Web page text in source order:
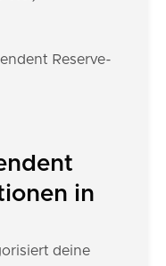
Reserve-
in
deine